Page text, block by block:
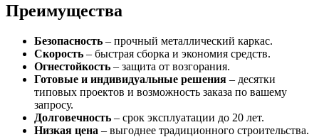
Преимущества
Безопасность – прочный металлический каркас.
Скорость – быстрая сборка и экономия средств.
Огнестойкость – защита от возгорания.
Готовые и индивидуальные решения – десятки
типовых проектов и возможность заказа по вашему
запросу.
Долговечность – срок эксплуатации до 20 лет.
Низкая цена – выгоднее традиционного строительства.